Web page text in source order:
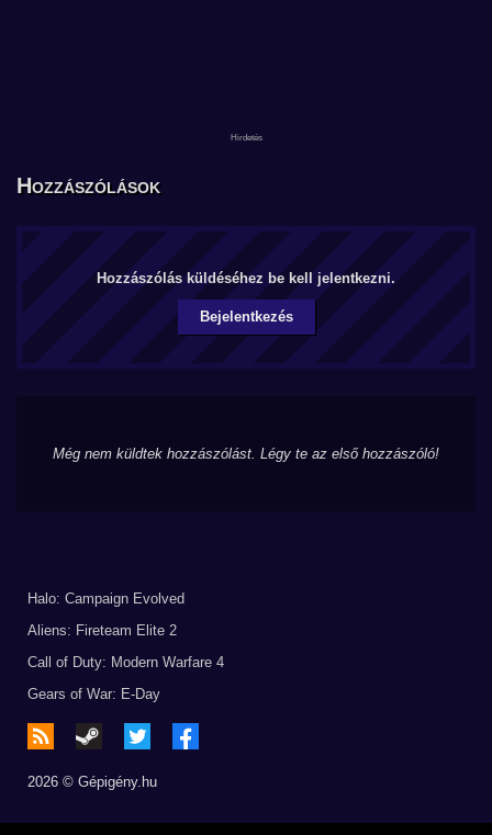
Hozzászólások
Hozzászólás küldéséhez be kell jelentkezni.
Bejelentkezés
Még nem küldtek hozzászólást. Légy te az első hozzászóló!
Halo: Campaign Evolved
Aliens: Fireteam Elite 2
Call of Duty: Modern Warfare 4
Gears of War: E-Day
2026 © Gépigény.hu